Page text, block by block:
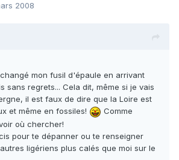
2008
mon fusil d'épaule en arrivant
sans regrets... Cela dit, même si je vais
il est faux de dire que la Loire est
et même en fossiles!
Comme
où chercher!
pour te dépanner ou te renseigner
ligériens plus calés que moi sur le